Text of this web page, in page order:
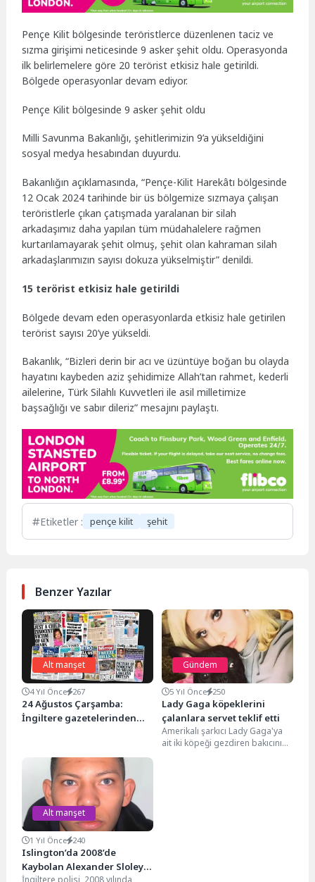
Pençe Kilit bölgesinde teröristlerce düzenlenen taciz ve
sızma girişimi neticesinde 9 asker şehit oldu. Operasyonda
ilk belirlemelere göre 20 terörist etkisiz hale getirildi.
Bölgede operasyonlar devam ediyor.
Pençe Kilit bölgesinde 9 asker şehit oldu
Milli Savunma Bakanlığı, şehitlerimizin 9’a yükseldiğini
sosyal medya hesabından duyurdu.
Bakanlığın açıklamasında, “Pençe-Kilit Harekâtı bölgesinde
12 Ocak 2024 tarihinde bir üs bölgemize sızmaya çalışan
teröristlerle çıkan çatışmada yaralanan bir silah
arkadaşımız daha yapılan tüm müdahalelere rağmen
kurtarılamayarak şehit olmuş, şehit olan kahraman silah
arkadaşlarımızın sayısı dokuza yükselmiştir” denildi.
15 terörist etkisiz hale getirildi
Bölgede devam eden operasyonlarda etkisiz hale getirilen
terörist sayısı 20’ye yükseldi.
Bakanlık, “Bizleri derin bir acı ve üzüntüye boğan bu olayda
hayatını kaybeden aziz şehidimize Allah’tan rahmet, kederli
ailelerine, Türk Silahlı Kuvvetleri ile asil milletimize
başsağlığı ve sabır dileriz” mesajını paylaştı.
Etiketler : pençe kilit şehit
Benzer Yazılar
Alt manşet
4 Yıl Önce 267
24 Ağustos Çarşamba:
İngiltere gazetelerinden
Gündem
5 Yıl Önce 250
Lady Gaga köpeklerini
çalanlara servet teklif etti
Amerikalı şarkıcı Lady Gaga'ya
ait iki köpeği gezdiren bakıcının
Alt manşet
1 Yıl Önce 240
Islington’da 2008’de
Kaybolan Alexander Sloley
İngiltere polisi, 2008 yılında